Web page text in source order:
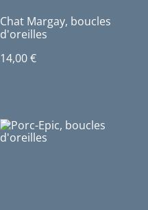
Chat Margay, boucles
d'oreilles
14,00 €